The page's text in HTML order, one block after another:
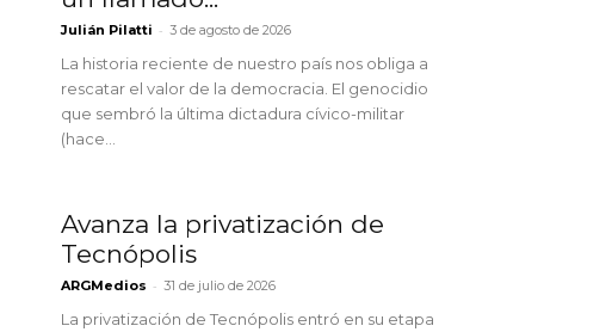
Julián Pilatti - 3 de agosto de 2026
La historia reciente de nuestro país nos obliga a
rescatar el valor de la democracia. El genocidio
que sembró la última dictadura cívico-militar
(hace...
Avanza la privatización de
Tecnópolis
ARGMedios - 31 de julio de 2026
La privatización de Tecnópolis entró en su etapa